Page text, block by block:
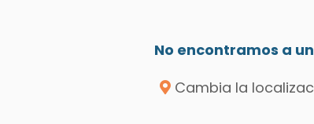
No encontramos a
Cambia la